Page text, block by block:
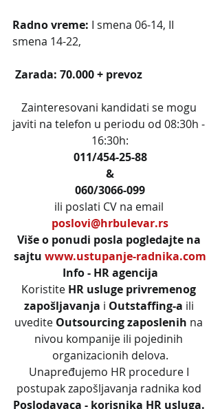
Radno vreme: I smena 06-14, II
smena 14-22,
Zarada: 70.000 + prevoz
Zainteresovani kandidati se mogu
javiti na telefon u periodu od 08:30h -
16:30h:
011/454-25-88
&
060/3066-099
ili poslati CV na email
poslovi@hrbulevar.rs
Više o ponudi posla pogledajte na
sajtu www.ustupanje-radnika.com
Info - HR agencija
Koristite HR usluge privremenog
zapošljavanja i Outstaffing-a ili
uvedite Outsourcing zaposlenih na
nivou kompanije ili pojedinih
organizacionih delova.
Unapređujemo HR procedure I
postupak zapošljavanja radnika kod
Poslodavaca - korisnika HR usluga.